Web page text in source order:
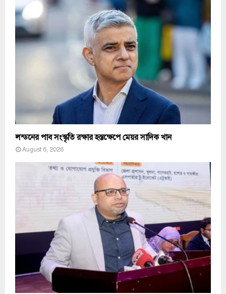
লন্ডনের পাব সংস্কৃতি রক্ষার হস্তক্ষেপে মেয়র সাদিক খান
August 6, 2026